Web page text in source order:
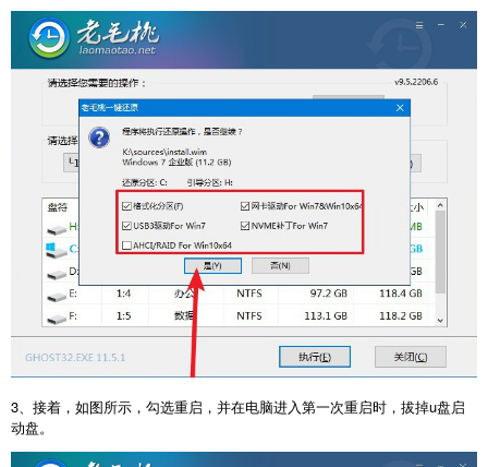
3、接着，如图所示，勾选重启，并在电脑进入第一次重启时，拔掉u盘启
动盘。